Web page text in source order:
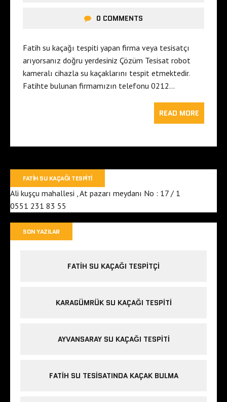
0 COMMENTS
Fatih su kaçağı tespiti yapan firma veya tesisatçı
arıyorsanız doğru yerdesiniz Çözüm Tesisat robot
kameralı cihazla su kaçaklarını tespit etmektedir.
Fatihte bulunan firmamızın telefonu 0212…
READ MORE
FATIH SU KAÇAĞI TESPITI
Ali kuşçu mahallesi , At pazarı meydanı No : 17 / 1
0551 231 83 55
SON YAZILAR
FATIH SU KAÇAĞI TESPITÇI
KARAGÜMRÜK SU KAÇAĞI TESPITI
AYVANSARAY SU KAÇAĞI TESPITI
FATIH SU TESISATINDA KAÇAK BULMA